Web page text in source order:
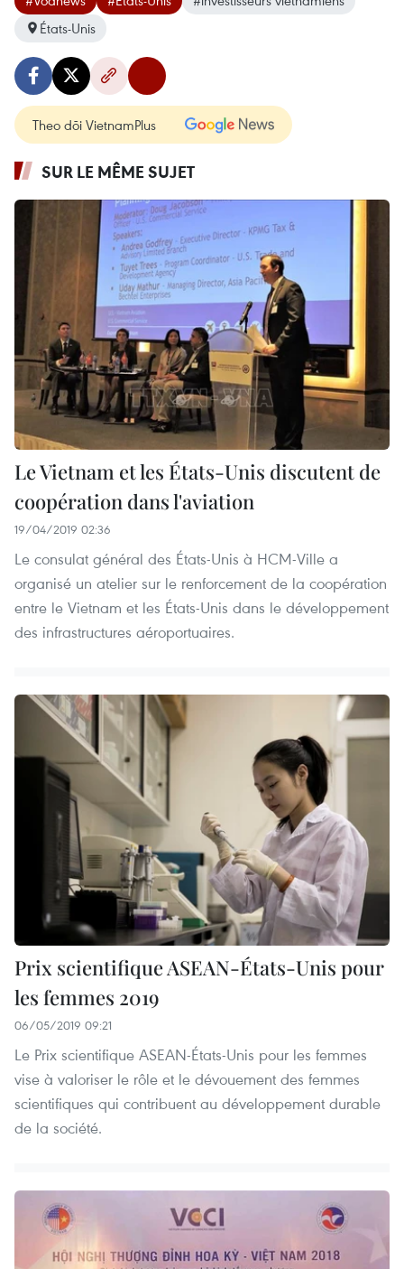
États-Unis
Theo dõi VietnamPlus
SUR LE MÊME SUJET
Le Vietnam et les États-Unis discutent de
coopération dans l'aviation
19/04/2019 02:36
Le consulat général des États-Unis à HCM-Ville a
organisé un atelier sur le renforcement de la coopération
entre le Vietnam et les États-Unis dans le développement
des infrastructures aéroportuaires.
Prix scientifique ASEAN-États-Unis pour
les femmes 2019
06/05/2019 09:21
Le Prix scientifique ASEAN-États-Unis pour les femmes
vise à valoriser le rôle et le dévouement des femmes
scientifiques qui contribuent au développement durable
de la société.